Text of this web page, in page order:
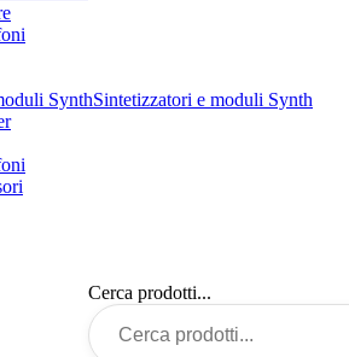
Sintetizzatori e moduli Synth
Cerca prodotti...